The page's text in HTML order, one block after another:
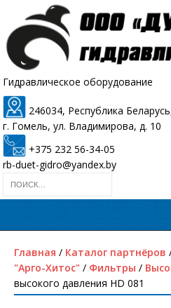
Гидравлическое оборудование
246034, Республика
г. Гомель, ул. Владимирова, д. 10
+375 232 56-34-05
rb-duet-gidro@yandex.by
Главная / Каталог партнёров
"Арго-Хитос" / Фильтры /
высокого давления HD 081